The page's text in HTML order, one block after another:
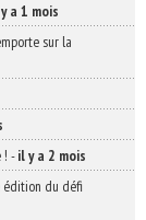
a 1 mois
sur la
! -il y a 2 mois
édition du défi